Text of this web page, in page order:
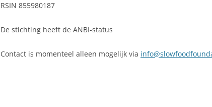
RSIN 855980187
De stichting heeft de ANBI-status
Contact is momenteel alleen mogelijk via